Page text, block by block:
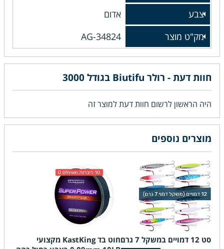
צבע
אדום
מק"ט מוצר
AG-34824
חוות דעת - רולר Biutifu בגודל 3000
היה הראשון לרשום חוות דעת למוצר זה
מוצרים נוספים
סט 12 דמויים במשקל 7 גרם
חוט בד KastKing מקצועי